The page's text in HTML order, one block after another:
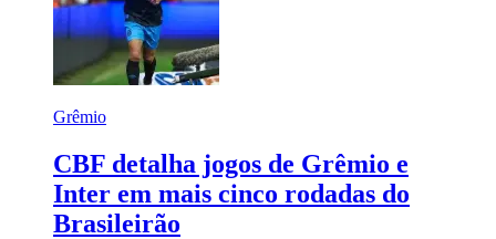
Grêmio
CBF detalha jogos de Grêmio e
Inter em mais cinco rodadas do
Brasileirão